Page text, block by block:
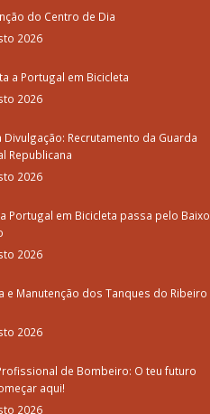
do Centro de Dia
2026
a Portugal em Bicicleta
2026
Divulgação: Recrutamento da Guarda
Republicana
2026
Portugal em Bicicleta passa pelo Baixo
2026
e Manutenção dos Tanques do Ribeiro
2026
de Bombeiro: O teu futuro
aqui!
2026